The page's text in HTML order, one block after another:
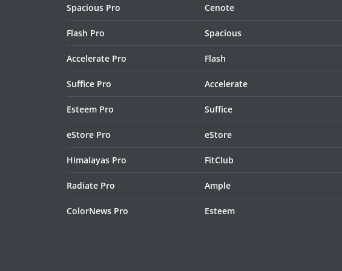
Spacious Pro
Flash Pro
Accelerate Pro
Suffice Pro
Esteem Pro
eStore Pro
Himalayas Pro
Radiate Pro
ColorNews Pro
Cenote
Spacious
Flash
Accelerate
Suffice
eStore
FitClub
Ample
Esteem